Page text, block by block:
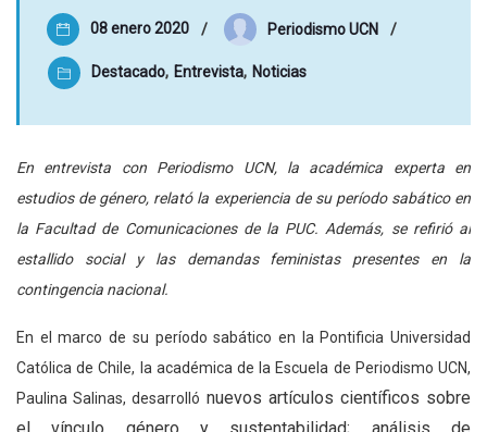
08 enero 2020 Periodismo UCN
Destacado, Entrevista, Noticias
En entrevista con Periodismo UCN, la académica experta en
estudios de género, relató la experiencia de su período sabático en
la Facultad de Comunicaciones de la PUC. Además, se refirió al
estallido social y las demandas feministas presentes en la
contingencia nacional.
En el marco de su período sabático en la Pontificia Universidad
Católica de Chile, la académica de la Escuela de Periodismo UCN,
Paulina Salinas, desarrolló nuevos artículos científicos sobre